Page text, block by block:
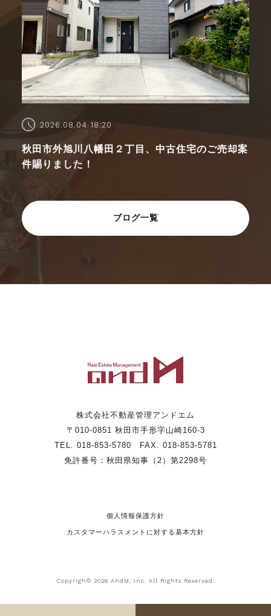
2026.08.04 18:20
秋田市外旭川八幡田２丁目、中古住宅のご売却案
件賜りました！
ブログ一覧
株式会社不動産管理アンドエム
〒010-0851 秋田市手形字山崎160-3
TEL. 018-853-5780 FAX. 018-853-5781
免許番号：秋田県知事（2）第2298号
個人情報保護方針
カスタマーハラスメントに対する基本方針
Copyrigh© 2026 AndM, Inc. All Rights Reserved.